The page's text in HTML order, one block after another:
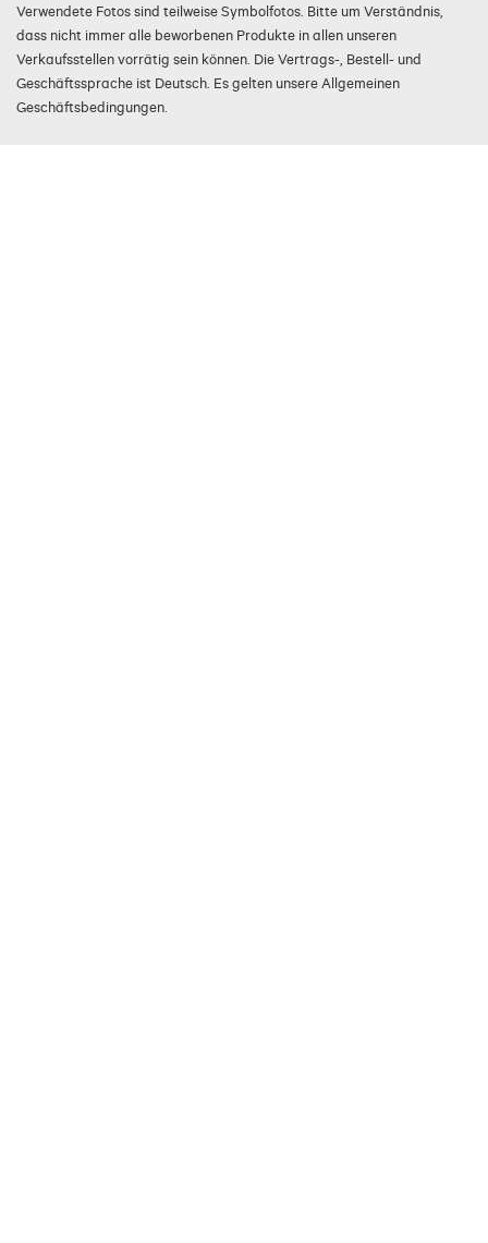
Verwendete Fotos sind teilweise Symbolfotos. Bitte um Verständnis,
dass nicht immer alle beworbenen Produkte in allen unseren
Verkaufsstellen vorrätig sein können. Die Vertrags-, Bestell- und
Geschäftssprache ist Deutsch. Es gelten unsere Allgemeinen
Geschäftsbedingungen.